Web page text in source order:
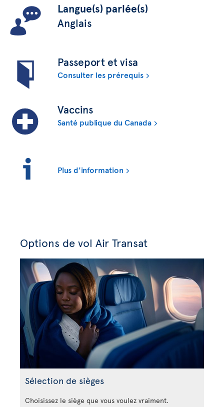
Langue(s) parlée(s)
Anglais
Passeport et visa
Consulter les prérequis
Vaccins
Santé publique du Canada
Plus d'information
Options de vol Air Transat
Sélection de sièges
Choisissez le siège que vous voulez vraiment.